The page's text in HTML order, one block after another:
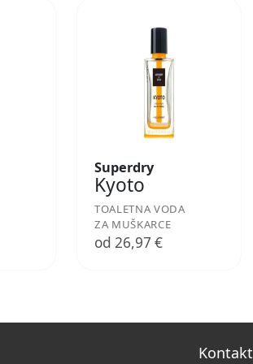
Superdry
Kyoto
TOALETNA VODA
ZA MUŠKARCE
od 26,97 €
Kontakt